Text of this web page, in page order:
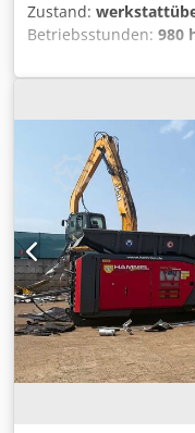
Zustand:
Betriebsstunden: 980
,
19.000 kg, Leistung:
770 PS, 3300
erneuert -
mit Kamm -
Dcjdpfx Aow S
C9.3 - Abgasnorm
Betriebsstunden